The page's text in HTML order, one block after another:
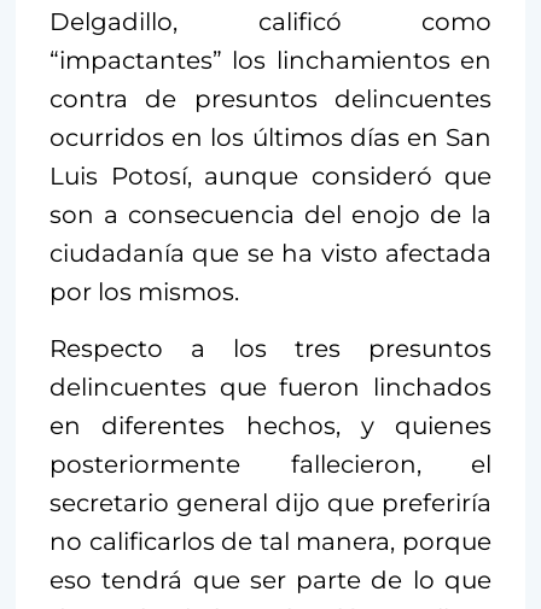
Delgadillo, calificó como
“impactantes” los linchamientos en
contra de presuntos delincuentes
ocurridos en los últimos días en San
Luis Potosí, aunque consideró que
son a consecuencia del enojo de la
ciudadanía que se ha visto afectada
por los mismos.
Respecto a los tres presuntos
delincuentes que fueron linchados
en diferentes hechos, y quienes
posteriormente fallecieron, el
secretario general dijo que preferiría
no calificarlos de tal manera, porque
eso tendrá que ser parte de lo que